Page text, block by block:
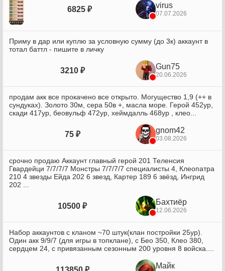
6825 ₽ virus
07.07.2026
Приму в дар или куплю за условную сумму (до 3к) аккаунт в
тотал баттл - пишите в личку
3210 ₽ Gun75
20.06.2026
продам акк все прокачено все открыто. Могущество 1,9 (++ в
сундуках). Золото 30м, сера 50в +, масла море. Герой 452ур,
скади 417ур, беовульф 472ур, хеймдалль 468ур , клео...
75 ₽ gnom42
03.08.2026
срочно продаю Аккаунт главный герой 201 Теленсия
Гвардейци 7/7/7/7 Монстры 7/7/7/7 специалисты 4, Клеопатра
210 4 звезды Ейда 202 6 звезд, Картер 189 6 звёзд, Ингрид
202 ...
10500 ₽ Бахтиёр
12.06.2026
Набор аккаунтов с кланом ~70 штук(клан постройки 25ур).
Один акк 9/9/7 (для игры в топклане), с Бео 350, Клео 380,
сердцем 24, с привязанным сезонным 200 уровня 8 войска....
Майк